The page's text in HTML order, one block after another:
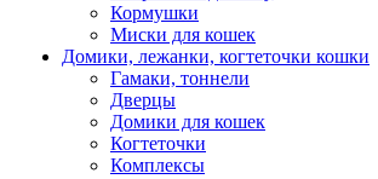
Кормушки
Миски для кошек
Домики, лежанки, когтеточки кошки
Гамаки, тоннели
Дверцы
Домики для кошек
Когтеточки
Комплексы